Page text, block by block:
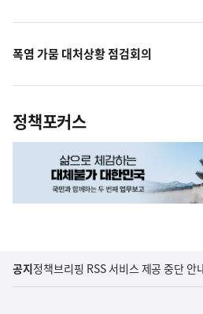
폭염 가뭄 대처상황 점검회의
정책포커스
공지정책브리핑 RSS 서비스 제공 중단 안